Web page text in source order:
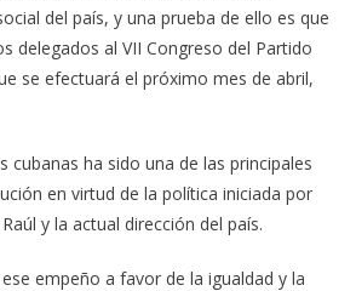
del país, y una prueba de ello es que
delegados al VII Congreso del Partido
se efectuará el próximo mes de abril,
cubanas ha sido una de las principales
en virtud de la política iniciada por
y la actual dirección del país.
empeño a favor de la igualdad y la